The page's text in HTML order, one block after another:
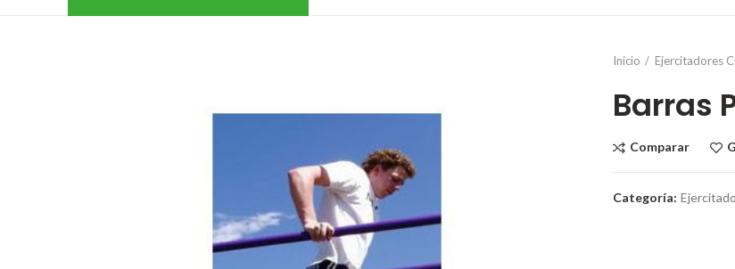
Inicio Ejercitadores
Barras
Comparar
Categoría: